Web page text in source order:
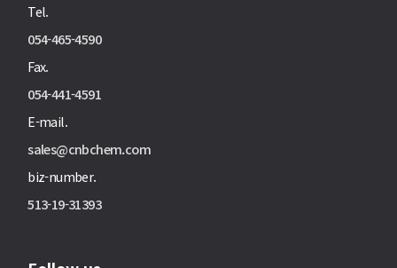
Tel.
054-465-4590
Fax.
054-441-4591
E-mail.
sales@cnbchem.com
biz-number.
513-19-31393